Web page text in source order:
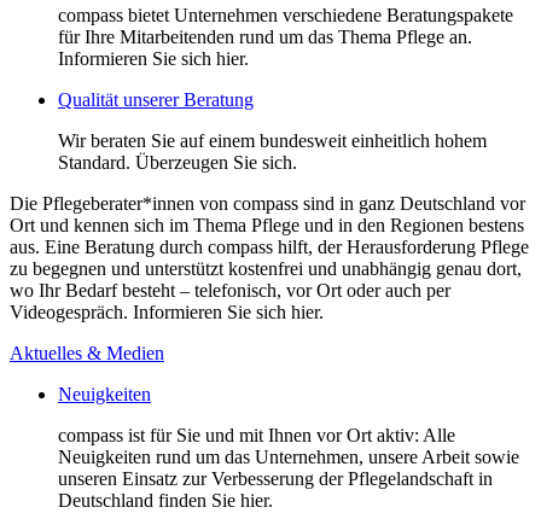
compass bietet Unternehmen verschiedene Beratungspakete
für Ihre Mitarbeitenden rund um das Thema Pflege an.
Informieren Sie sich hier.
Qualität unserer Beratung
Wir beraten Sie auf einem bundesweit einheitlich hohem
Standard. Überzeugen Sie sich.
Die Pflegeberater*innen von compass sind in ganz Deutschland vor
Ort und kennen sich im Thema Pflege und in den Regionen bestens
aus. Eine Beratung durch compass hilft, der Herausforderung Pflege
zu begegnen und unterstützt kostenfrei und unabhängig genau dort,
wo Ihr Bedarf besteht – telefonisch, vor Ort oder auch per
Videogespräch. Informieren Sie sich hier.
Aktuelles & Medien
Neuigkeiten
compass ist für Sie und mit Ihnen vor Ort aktiv: Alle
Neuigkeiten rund um das Unternehmen, unsere Arbeit sowie
unseren Einsatz zur Verbesserung der Pflegelandschaft in
Deutschland finden Sie hier.